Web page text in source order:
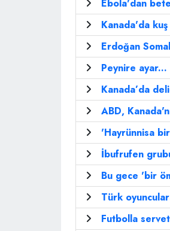
Ebola'dan
Kanada'da
Erdoğan
Peynire ayar...
Kanada’da
ABD,
'Hayrünnisa
İbufrufen
Bu gece 'bir
Türk
Futbolla